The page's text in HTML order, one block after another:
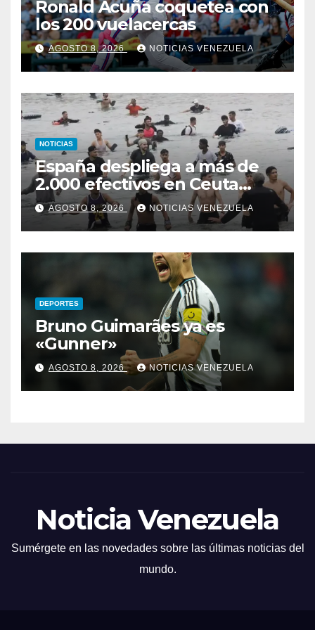
Ronald Acuña coquetea con
los 200 vuelacercas
AGOSTO 8, 2026 NOTICIAS VENEZUELA
NOTICIAS
España despliega a más de
2.000 efectivos en Ceuta
ante nueva oleada migratoria
AGOSTO 8, 2026 NOTICIAS VENEZUELA
DEPORTES
Bruno Guimarães ya es
«Gunner»
AGOSTO 8, 2026 NOTICIAS VENEZUELA
Noticia Venezuela
Sumérgete en las novedades sobre las últimas noticias del
mundo.